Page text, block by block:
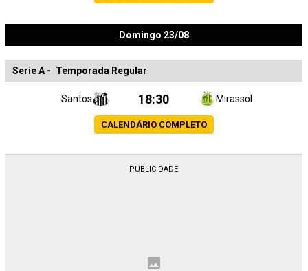
Domingo 23/08
Serie A - Temporada Regular
Santos 18:30 Mirassol
CALENDÁRIO COMPLETO